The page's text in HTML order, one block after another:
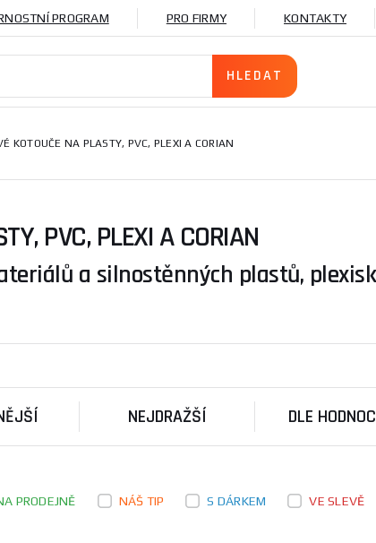
PROGRAM PRO FIRMY KONTAKTY
KOTOUČE NA PLASTY, PVC, PLEXI A CORIAN
PVC, PLEXI A CORIAN
a silnostěnných plastů,
NEJDRAŽŠÍ DLE
PRODEJNĚ NÁŠ TIP S DÁRKEM VE SLEVĚ